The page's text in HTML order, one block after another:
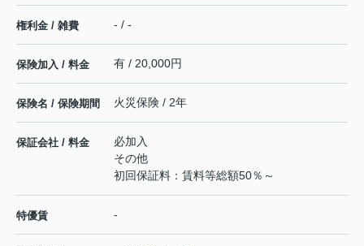
権利金 / 雑費 - / -
保険加入 / 料金 有 / 20,000円
保険名 / 保険期間 火災保険 / 2年
保証会社 / 料金
必加入
その他
初回保証料：賃料等総額50％～
特優賃 -